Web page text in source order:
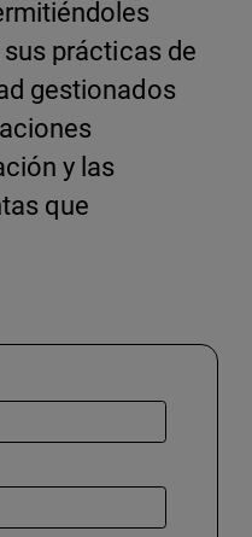
prácticas de
gestionados
y las
que